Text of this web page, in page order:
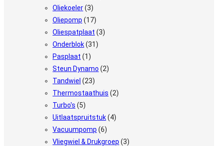
Oliekoeler(3)
Oliepomp (17)
Oliespatplaat (3)
Onderblok(31)
Pasplaat (1)
Steun Dynamo (2)
Tandwiel (23)
Thermostaathuis (2)
Turbo's (5)
Uitlaatspruitstuk(4)
Vacuumpomp (6)
Vliegwiel & Drukgroep (3)